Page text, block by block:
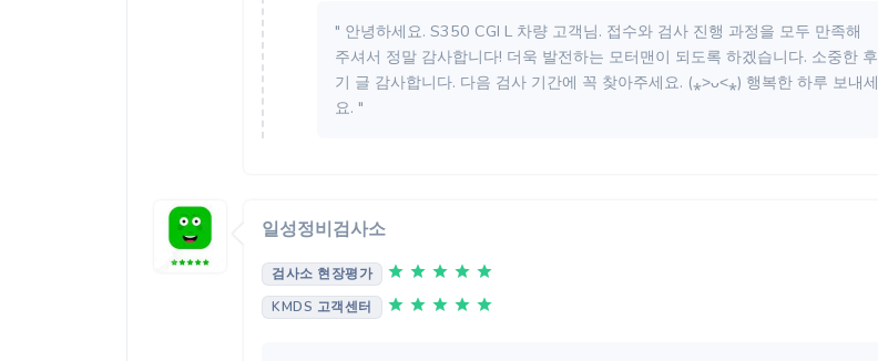
" 안녕하세요. S350 CGI L 차량 고객님. 접수와 검사 진행 과정을 모두 만족해
주셔서 정말 감사합니다! 더욱 발전하는 모터맨이 되도록 하겠습니다. 소중한 후
기 글 감사합니다. 다음 검사 기간에 꼭 찾아주세요. (⁎˃ᴗ˂⁎) 행복한 하루 보내세
요. "
일성정비검사소
검사소 현장평가
KMDS 고객센터